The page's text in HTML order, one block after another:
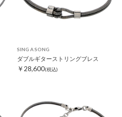
SING A SONG
ダブルギターストリングブレス
￥28,600(税込)